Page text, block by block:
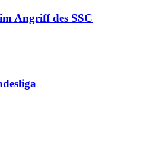
Angriff des SSC